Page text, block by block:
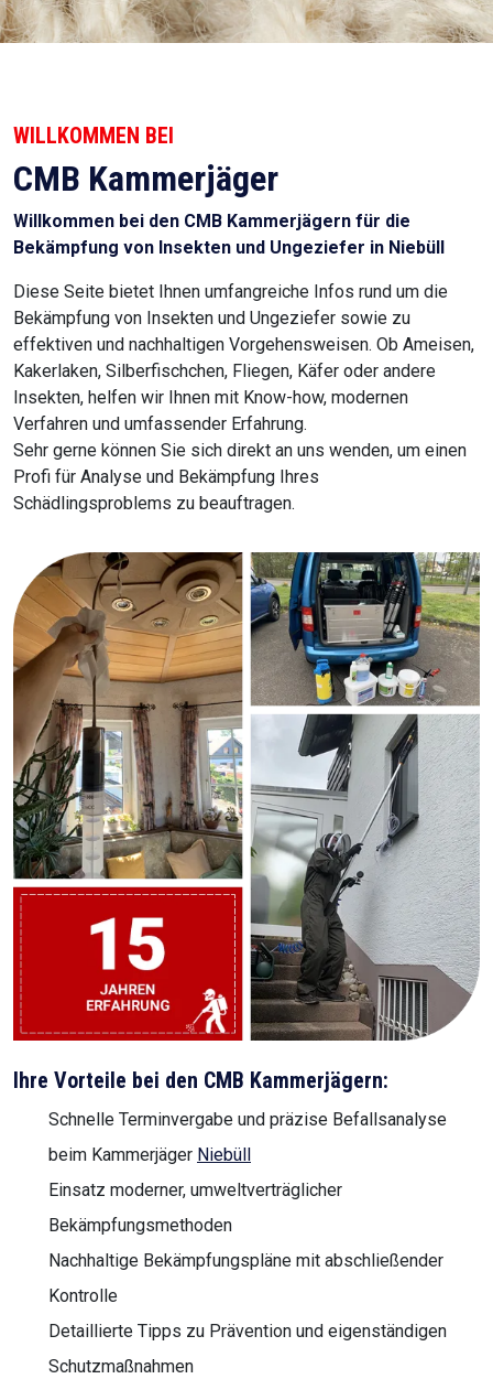
WILLKOMMEN BEI
CMB Kammerjäger
Willkommen bei den CMB Kammerjägern für die
Bekämpfung von Insekten und Ungeziefer in Niebüll
Diese Seite bietet Ihnen umfangreiche Infos rund um die
Bekämpfung von Insekten und Ungeziefer sowie zu
effektiven und nachhaltigen Vorgehensweisen. Ob Ameisen,
Kakerlaken, Silberfischchen, Fliegen, Käfer oder andere
Insekten, helfen wir Ihnen mit Know-how, modernen
Verfahren und umfassender Erfahrung.
Sehr gerne können Sie sich direkt an uns wenden, um einen
Profi für Analyse und Bekämpfung Ihres
Schädlingsproblems zu beauftragen.
Ihre Vorteile bei den CMB Kammerjägern:
Schnelle Terminvergabe und präzise Befallsanalyse
beim Kammerjäger Niebüll
Einsatz moderner, umweltverträglicher
Bekämpfungsmethoden
Nachhaltige Bekämpfungspläne mit abschließender
Kontrolle
Detaillierte Tipps zu Prävention und eigenständigen
Schutzmaßnahmen